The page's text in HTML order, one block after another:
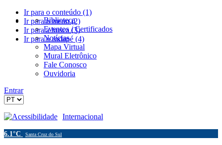
Ir para o conteúdo (1)
Ir para o menu (2)
Ir para a busca (3)
Ir para o rodapé (4)
Biblioteca
Eventos / Certificados
Notícias
Mapa Virtual
Mural Eletrônico
Fale Conosco
Ouvidoria
Entrar
Acessibilidade Internacional
6.1°C Santa Cruz do Sul